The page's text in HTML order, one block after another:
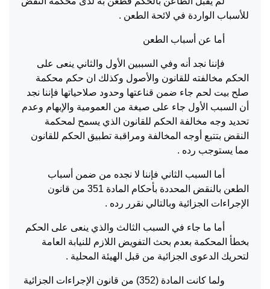
للأسباب الواردة في لائحة الطعن .
أما عن أسباب الطعن
فإننا نجد أنه وفي السببين الأول والثاني ينعى على
الحكم مخالفته للقانون والأصول وكذلك ان حكم محكمة
صلح بيت لحم جاء ضمن قناعتها وحدود صلاحياتها فإننا نجد
أن السبب الأول جاء على صيغة من العمومية والإبهام وعدم
تحديد وجه مخالفة الحكم للقانون الذي يسمح لمحكمة
النقض بتتبع أوجه المخالفة ومراقبة تطبيق الحكم للقانون
مما يستوجب رده .
أما السبب الثاني فإننا لا نجده من ضمن أسباب
الطعن بالنقض المحددة بأحكام المادة 351 من قانون
الإجراءات الجزائية وبالتالي نقرر رده .
أما ما جاء في السبب الثالث والذي ينعى على الحكم
بخطأ المحكمة بعدم بحث التفويض اللازم للنيابة العامة
لتحريك الدعوى الجزائية من قبل الهيئة المحلية .
ولما كانت المادة (352) من قانون الإجراءات الجزائية